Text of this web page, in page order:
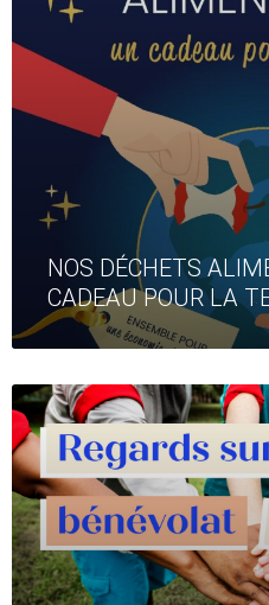
NOS DÉCHETS
CADEAU POUR LA
Read
More